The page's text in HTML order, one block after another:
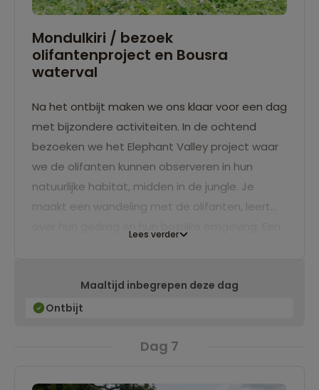
Mondulkiri / bezoek
olifantenproject en Bousra
waterval
Na het ontbijt maken we ons klaar voor een dag
met bijzondere activiteiten. In de ochtend
bezoeken we het Elephant Valley project waar
we de olifanten kunnen observeren in hun
natuurlijke habitat, midden in de jungle. Je
maakt een wandeling met de olifanten, leert
een natuurlijke omgeving en kunt zwemmen bij
de waterval. Na de lunch rijden we terug naar
Lees verder
Maaltijd inbegrepen deze dag
Ontbijt
Dag 7